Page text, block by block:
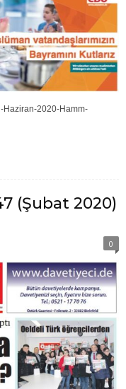
Haziran-2020-Hamm-
(Şubat 2020)
0